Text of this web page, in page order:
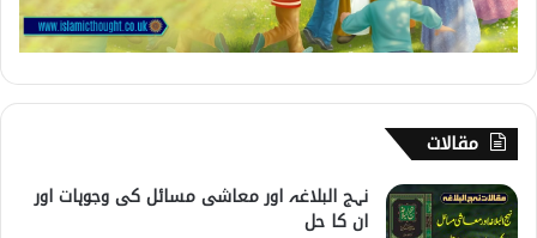
مقالات
نہج البلاغہ اور معاشی مسائل کی وجوہات اور
ان کا حل